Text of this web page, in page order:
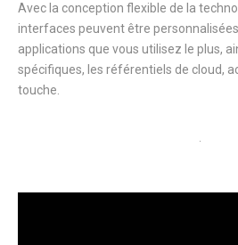
Avec la conception flexible de la
interfaces peuvent être personnalisées
applications que vous utilisez le plus,
spécifiques, les référentiels de cloud,
touche.